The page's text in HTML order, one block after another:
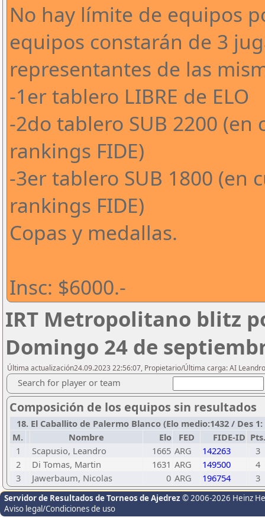
No hay límite de equipos
equipos constarán de 3
representantes de las
-1er tablero LIBRE de ELO
-2do tablero SUB 2200 (en
rankings FIDE)
-3er tablero SUB 1800 (en
rankings FIDE)
Copas y medallas.
Insc: $6000.-
IRT Metropolitano blitz
Domingo 24 de
Última actualización24.09.2023 22:56:07, Propietario/Última carga: AI
Search for player or team
Composición de los equipos sin resultados
18. El Caballito de Palermo Blanco (Elo medio:1432 / Des 1:
M.
Nombre Elo FED FIDE-ID Pts.
1
Scapusio, Leandro 1665 ARG 142263
3
2
Di Tomas, Martin 1631 ARG 149500
4
3
Jawerbaum, Nicolas 0 ARG 196754 3
Servidor de Resultados de Torneos de Ajedrez © 2006-2026 Heinz
Aviso legal/Condiciones de uso